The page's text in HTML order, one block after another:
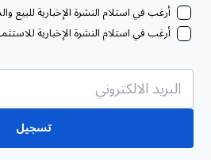
أرغب في استلام النشرة الإخبارية للبيع
أرغب في استلام النشرة الإخبارية
تسجيل